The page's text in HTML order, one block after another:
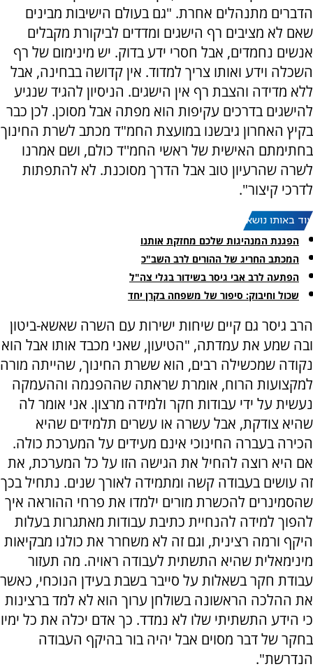
הדברים מתנהלים אחרת. "גם בעולם הישיבות מבינים
שאם לא מציבים רף הישגים ומדדים לביקורת מקבלים
אנשים נחמדים, אבל חסרי ידע בדוק. יש מינימום של רף
השכלה וידע ואותו צריך למדוד. אין קדושה בבחינה, אבל
ללא מדידה והצבת רף אין הישגים. הניסיון להגיד שנגיע
להישגים בדרכים עקיפות הוא מפתה אבל מסוכן. לכן כבר
בקיץ האחרון גיבשנו במועצת החמ"ד מכתב לשרת החינוך
בחתימתם האישית של ראשי החמ''ד כולם, ושם אמרנו
לשרה שהרעיון טוב אבל הדרך מסוכנת. לא להתפתות
לדרכי קיצור".
עוד באותו נושא:
הפגנת המנהיגות שלכם מחזקת אותנו
המכתב החריג של ההורים לרב השב"כ
הפתעה לרב אבי גיסר בשידור בגלי צה"ל
שכול וחיבוק: סיפור של משפחה בקרן יחד
הרב גיסר גם קיים שיחות ישירות עם השרה שאשא-ביטון
ובה שמע את עמדתה, "הטיעון, שאני מכבד אותו אבל הוא
נקודה שמכשילה רבים, הוא ששרת החינוך, שהייתה מורה
למקצועות הרוח, אומרת שראתה שההפנמה וההעמקה
נעשית על ידי עבודות חקר ולמידה מרצון. אני אומר לה
שהיא צודקת, אבל עשרה או עשרים תלמידים שהיא
הכירה בעברה החינוכי אינם מעידים על המערכת כולה.
אם היא רוצה להחיל את הגישה הזו על כל המערכת, את
זה עושים בעבודה קשה ומתמידה לאורך שנים. נתחיל בכך
שהסמינרים להכשרת מורים ילמדו את פרחי ההוראה איך
להפוך למידה להנחיית כתיבת עבודות מאתגרות בעלות
היקף ורמה רצינית, וגם זה לא משחרר את כולנו מבקיאות
מינימאלית שהיא התשתית לעבודה ראויה. מה תעזור
עבודת חקר בשאלות על סייבר בשבת בעידן הנוכחי, כאשר
את ההלכה הראשונה בשולחן ערוך הוא לא למד ברצינות
כי הידע התשתיתי שלו לא נמדד. כך אדם יכלה את כל ימיו
בחקר של דבר מסוים אבל יהיה בור בהיקף העבודה
הנדרשת".